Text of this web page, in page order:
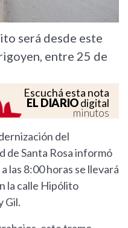
será desde este
entre 25 de
Escuchá esta nota
EL DIARIOdigital
minutos
del
de Santa Rosa informó
las 8:00 horas se llevará
la calle Hipólito
Gil.